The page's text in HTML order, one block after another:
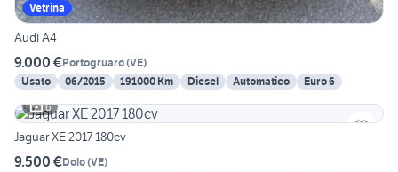
Vetrina
Audi A4
9.000 €Portogruaro(VE)
Usato
06/2015 191000 Km Diesel Automatico
Euro 6
6
Jaguar XE 2017 180cv
9.500 €Dolo(VE)